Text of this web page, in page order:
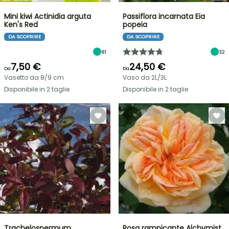
Mini kiwi Actinidia arguta
Ken's Red
DA SCOPRIRE
81
Da7,50 €
Vasetto da 8/9 cm
Disponibile in 2 taglie
Passiflora incarnata Eia
popeia
DA SCOPRIRE
32
Da24,50 €
Vaso da 2L/3L
Disponibile in 2 taglie